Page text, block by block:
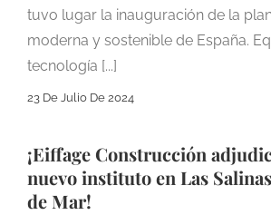
tuvo lugar la inauguración de la
moderna y sostenible de España.
tecnología [...]
23 De Julio De 2024
¡Eiffage Construcción
nuevo instituto en Las
de Mar!